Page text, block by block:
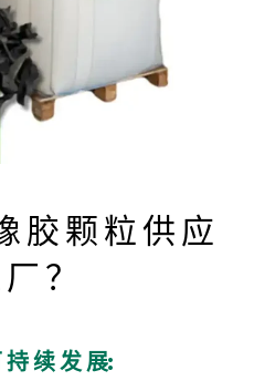
胶颗粒供应
？
续 发 展: